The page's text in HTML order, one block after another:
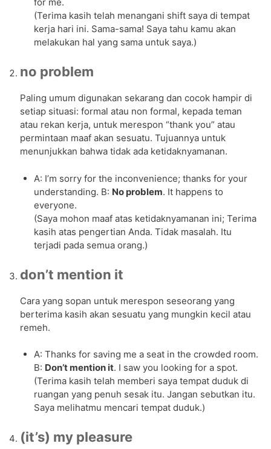
(Terima kasih telah menangani shift saya di tempat
kerja hari ini. Sama-sama! Saya tahu kamu akan
melakukan hal yang sama untuk saya.)
no problem
Paling umum digunakan sekarang dan cocok hampir di
setiap situasi: formal atau non formal, kepada teman
atau rekan kerja, untuk merespon “thank you” atau
permintaan maaf akan sesuatu. Tujuannya untuk
menunjukkan bahwa tidak ada ketidaknyamanan.
A: I’m sorry for the inconvenience; thanks for your
understanding. B: No problem. It happens to
everyone.
(Saya mohon maaf atas ketidaknyamanan ini; Terima
kasih atas pengertian Anda. Tidak masalah. Itu
terjadi pada semua orang.)
don’t mention it
Cara yang sopan untuk merespon seseorang yang
berterima kasih akan sesuatu yang mungkin kecil atau
remeh.
A: Thanks for saving me a seat in the crowded room.
B: Don’t mention it. I saw you looking for a spot.
(Terima kasih telah memberi saya tempat duduk di
ruangan yang penuh sesak itu. Jangan sebutkan itu.
Saya melihatmu mencari tempat duduk.)
(it’s) my pleasure